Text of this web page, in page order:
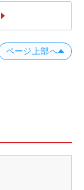
ページ上部へ